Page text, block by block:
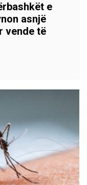
e
asnjë
vende të